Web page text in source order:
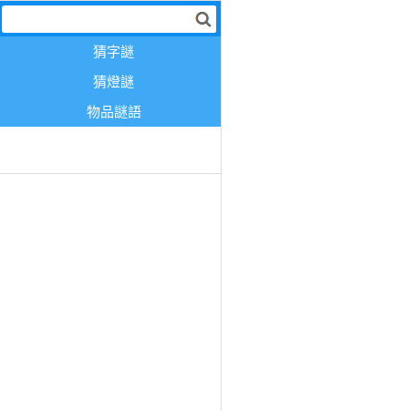
猜字謎
猜燈謎
物品謎語